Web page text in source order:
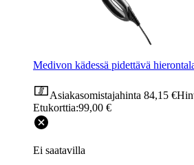
Medivon kädessä pidettävä
Asiakasomistajahinta 84,15 €
Etukorttia:99,00 €
Ei saatavilla